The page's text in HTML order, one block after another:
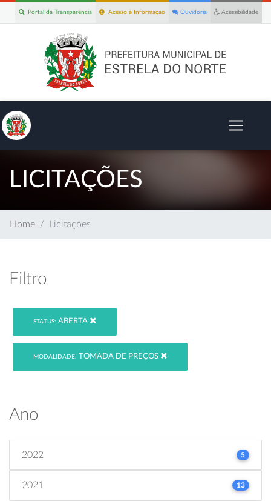
Acessibilidade
Ouvidoria
Acesso à Informação
Portal da Transparência
LICITAÇÕES
Home Licitações
Filtro
STATUS: ABERTA
MODALIDADE: TOMADA DE PREÇOS
Ano
2022 5
2021 13